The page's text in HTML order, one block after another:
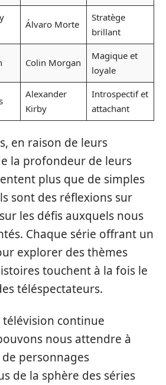
Álvaro Morte
Stratège
brillant
Colin Morgan
Magique et
loyale
Alexander
Kirby
Introspectif et
attachant
en raison de leurs
la profondeur de leurs
plus que de simples
sont des réflexions sur
les défis auxquels nous
Chaque série offrant un
explorer des thèmes
touchent à la fois le
téléspectateurs.
continue
nous attendre à
personnages
de la sphère des séries